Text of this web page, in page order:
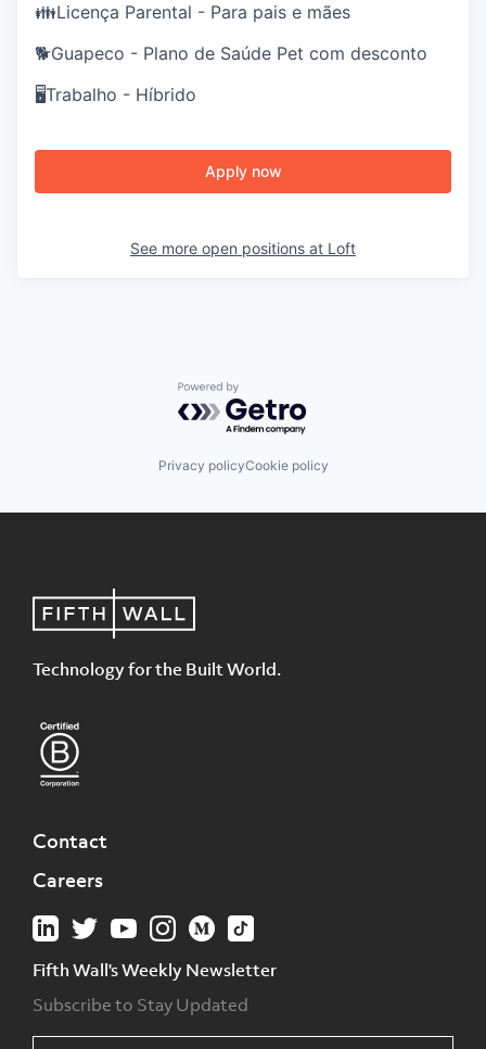
👪Licença Parental - Para pais e mães
🐕Guapeco - Plano de Saúde Pet com desconto
🖥️Trabalho - Híbrido
Apply now
See more open positions at Loft
Powered by Getro.com
Privacy policyCookie policy
Technology for the Built World.
Contact
Careers
Fifth Wall's Weekly Newsletter
Subscribe to Stay Updated